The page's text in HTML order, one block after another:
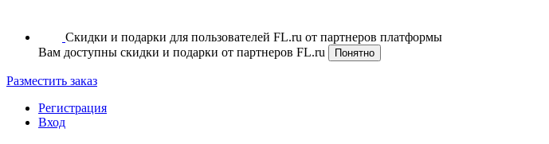
Скидки и подарки для пользователей FL.ru от партнеров платформы
Вам доступны скидки и подарки от партнеров FL.ru
Понятно
Разместить заказ
Регистрация
Вход